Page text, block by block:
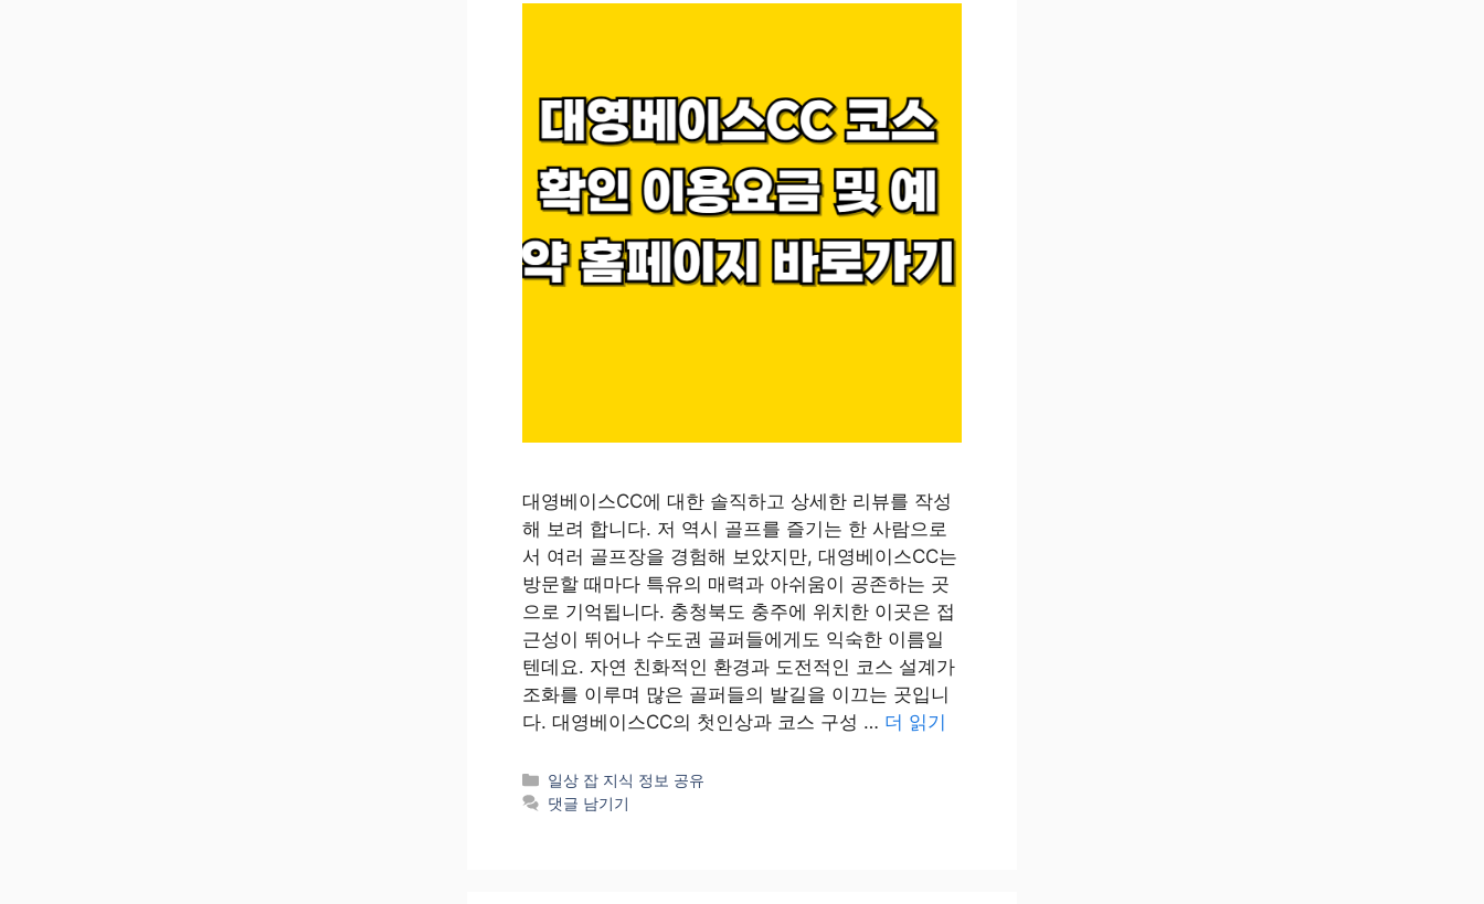
대영베이스CC에 대한 솔직하고 상세한 리뷰를 작성
해 보려 합니다. 저 역시 골프를 즐기는 한 사람으로
서 여러 골프장을 경험해 보았지만, 대영베이스CC는
방문할 때마다 특유의 매력과 아쉬움이 공존하는 곳
으로 기억됩니다. 충청북도 충주에 위치한 이곳은 접
근성이 뛰어나 수도권 골퍼들에게도 익숙한 이름일
텐데요. 자연 친화적인 환경과 도전적인 코스 설계가
조화를 이루며 많은 골퍼들의 발길을 이끄는 곳입니
다. 대영베이스CC의 첫인상과 코스 구성 … 더 읽기
카
테
일상 잡 지식 정보 공유
댓글 남기기